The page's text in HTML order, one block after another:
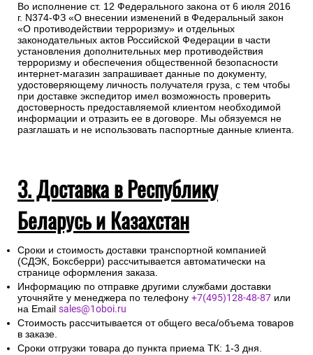
Во исполнение ст. 12 Федерального закона от 6 июля 2016
г. N374-ФЗ «О внесении изменений в Федеральный закон
«О противодействии терроризму» и отдельных
законодательных актов Российской Федерации в части
установления дополнительных мер противодействия
терроризму и обеспечения общественной безопасности
интернет-магазин запрашивает данные по документу,
удостоверяющему личность получателя груза, с тем чтобы
при доставке экспедитор имел возможность проверить
достоверность предоставляемой клиентом необходимой
информации и отразить ее в договоре. Мы обязуемся не
разглашать и не использовать паспортные данные клиента.
3. Доставка в Республику
Беларусь и Казахстан
Сроки и стоимость доставки транспортной компанией
(СДЭК, Боксберри) рассчитывается автоматически на
странице оформления заказа.
Информацию по отправке другими службами доставки
уточняйте у менеджера по телефону +7(495)128-48-87 или
на Email sales@1oboi.ru
Стоимость рассчитывается от общего веса/объема товаров
в заказе.
Сроки отгрузки товара до пункта приема ТК: 1-3 дня.